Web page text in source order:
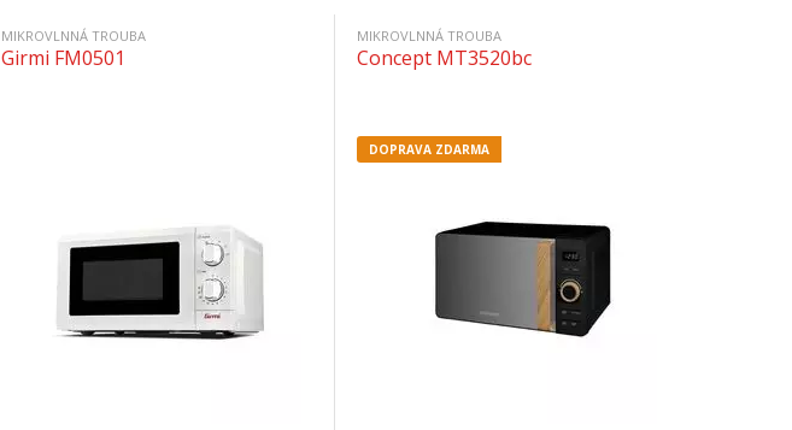
MIKROVLNNÁ TROUBA
Girmi FM0501
MIKROVLNNÁ TROUBA
Concept MT3520bc
DOPRAVA ZDARMA